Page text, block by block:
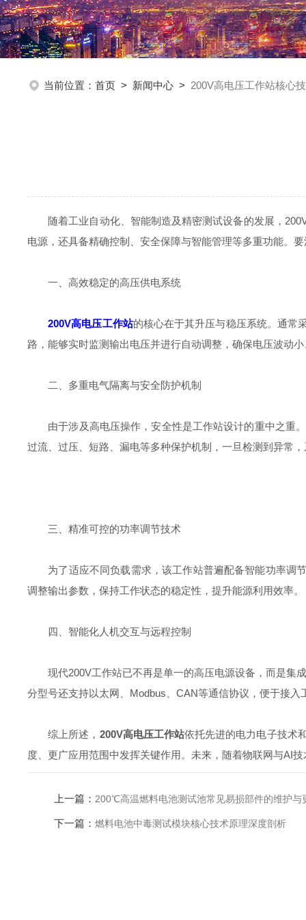
当前位置： 首页 > 新闻中心 > 200V高电压工作站核心
随着工业自动化、智能制造及精密测试设备的发展，
电源，还具备精确控制、安全保障与智能管理等多重功能。
一、高效稳定的高压供电系统
200V高电压工作站的核心在于其升压与稳压系统。通常
路，能够实时监测输出电压并进行自动调整，确保电压波动
二、多重电气隔离与安全防护机制
由于涉及高电压操作，安全性是工作站设计的重中之重。
过流、过压、短路、漏电等多种保护机制，一旦检测到异常
三、精准可控的功率调节技术
为了适应不同负载需求，该工作站普遍配备智能功率调节
调整输出参数，保持工作状态的稳定性，提升能源利用效率。
四、智能化人机交互与远程控制
现代200V工作站已不再是单一的高压电源设备，而是集成
分型号还支持以太网、Modbus、CAN等通信协议，便于接
综上所述， 200V高电压工作站依托先进的电力电子技术
度、更广应用范围中发挥关键作用。未来，随着物联网与AI
上一篇： 200℃高温燃料电池测试池常见易损部件的维护与
下一篇： 燃料电池中毒测试模块核心技术原理深度剖析